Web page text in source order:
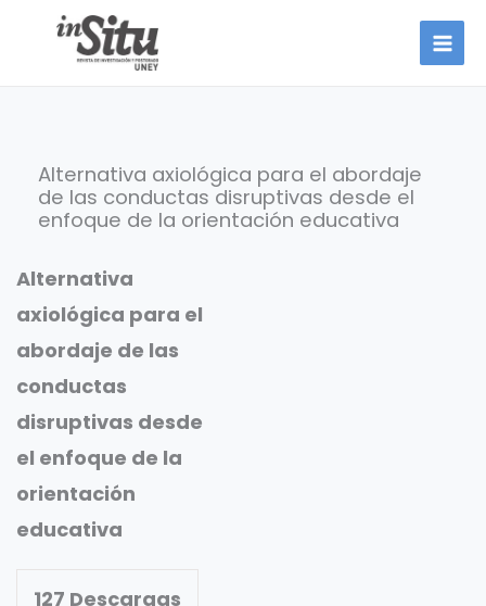
Alternativa axiológica para el abordaje
de las conductas disruptivas desde el
enfoque de la orientación educativa
Alternativa
axiológica para el
abordaje de las
conductas
disruptivas desde
el enfoque de la
orientación
educativa
127 Descargas